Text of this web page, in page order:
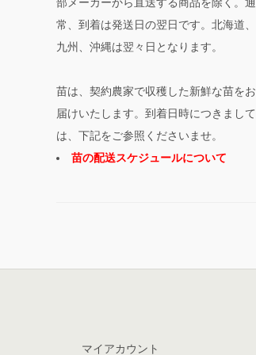
部メーカーから直送する商品を除く。通
常、到着は発送日の翌日です。北海道、
九州、沖縄は翌々日となります。
苗は、契約農家で収穫した新鮮な苗をお
届けいたします。到着日時につきまして
は、下記をご参照くださいませ。
苗の配送スケジュールについて
マイアカウント